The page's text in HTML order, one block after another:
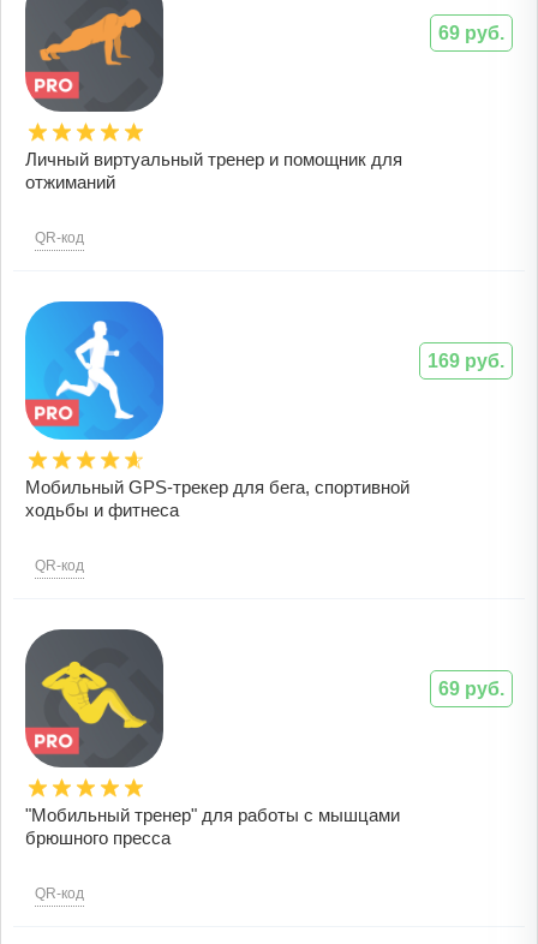
Личный виртуальный тренер и помощник для
отжиманий
QR-код
69 руб.
Мобильный GPS-трекер для бега, спортивной
ходьбы и фитнеса
QR-код
169 руб.
"Мобильный тренер" для работы с мышцами
брюшного пресса
QR-код
69 руб.